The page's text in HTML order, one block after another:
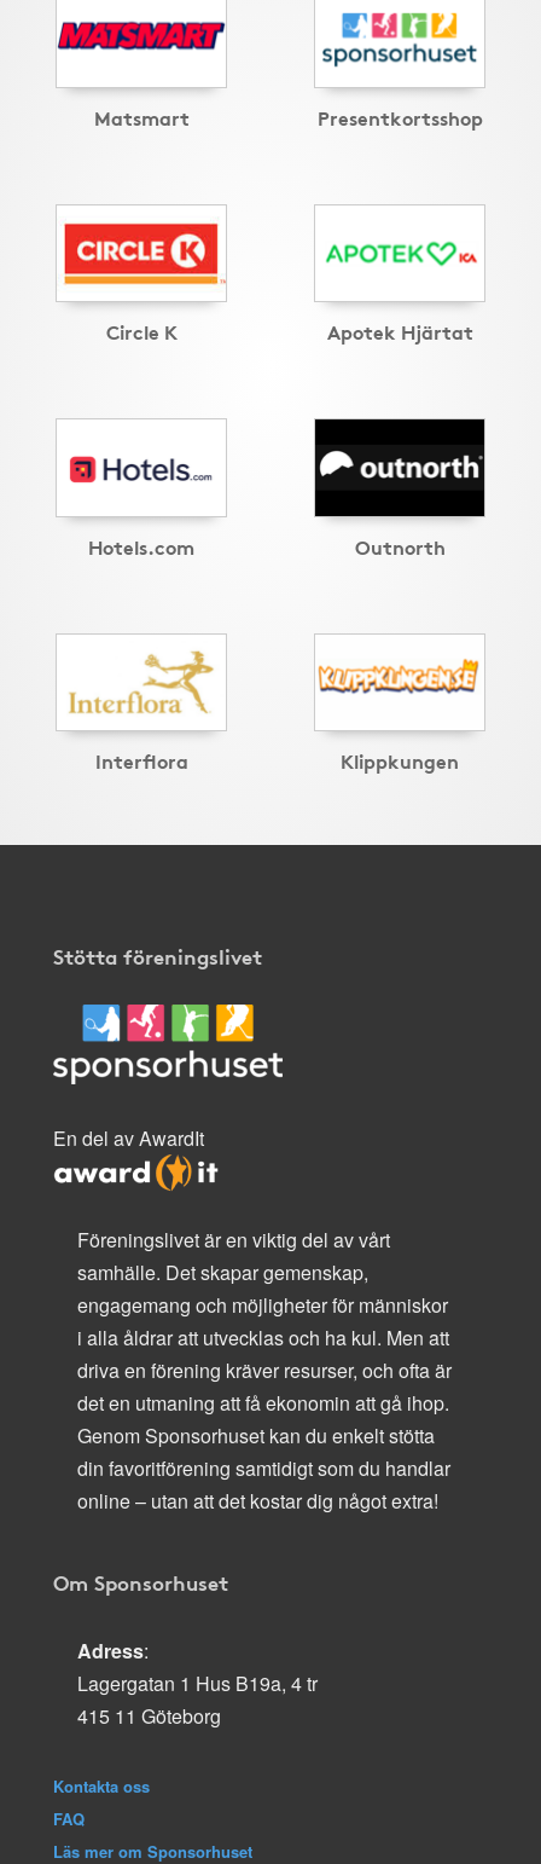
Matsmart Presentkortsshop
Circle K Apotek Hjärtat
Hotels.com Outnorth
Interflora Klippkungen
Stötta föreningslivet
En del av AwardIt
Föreningslivet är en viktig del av vårt
samhälle. Det skapar gemenskap,
engagemang och möjligheter för människor
i alla åldrar att utvecklas och ha kul. Men att
driva en förening kräver resurser, och ofta är
det en utmaning att få ekonomin att gå ihop.
Genom Sponsorhuset kan du enkelt stötta
din favoritförening samtidigt som du handlar
online – utan att det kostar dig något extra!
Om Sponsorhuset
Adress:
Lagergatan 1 Hus B19a, 4 tr
415 11 Göteborg
Kontakta oss
FAQ
Läs mer om Sponsorhuset